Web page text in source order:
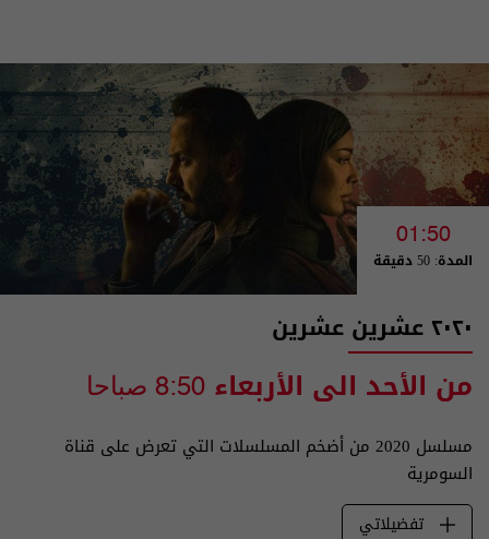
01:50
المدة: 50 دقيقة
٢٠٢٠ عشرين عشرين
من الأحد الى الأربعاء 8:50 صباحا
مسلسل 2020 من أضخم المسلسلات التي تعرض على قناة
السومرية
تفضيلاتي